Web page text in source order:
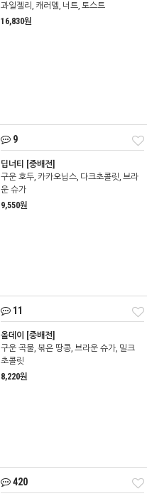
과일젤리, 캐러멜, 너트, 토스트
16,830원
9
딥너티 [중배전]
구운 호두, 카카오닙스, 다크초콜릿, 브라
운 슈가
9,550원
11
올데이 [중배전]
구운 곡물, 볶은 땅콩, 브라운 슈가, 밀크
초콜릿
8,220원
420